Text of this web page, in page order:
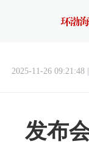
2025-11-26 09:21:48 |
发布